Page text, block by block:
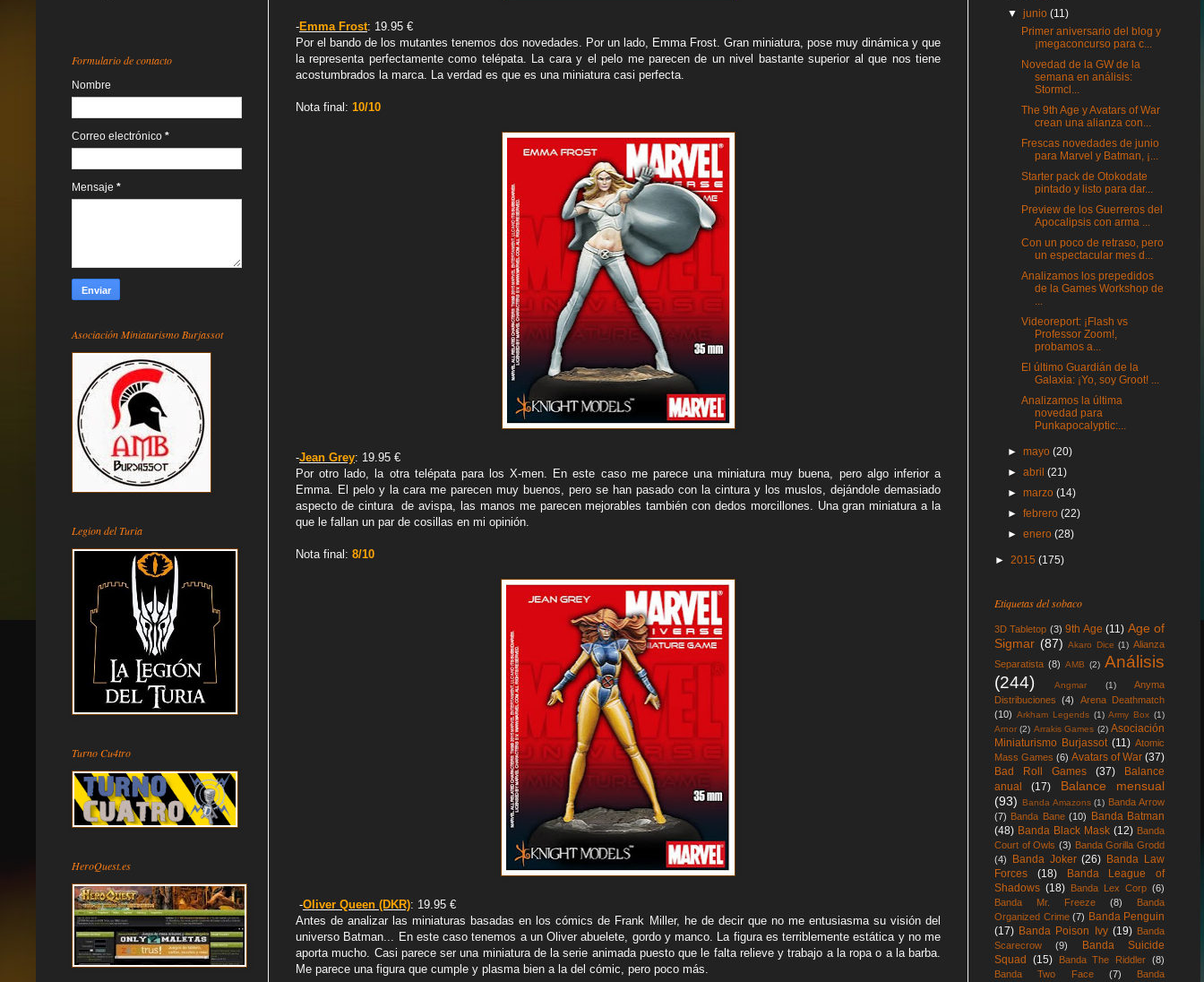
-Emma Frost: 19.95 €
Por el bando de los mutantes tenemos dos novedades. Por un lado, Emma Frost. Gran miniatura, pose muy dinámica y que
la representa perfectamente como telépata. La cara y el pelo me parecen de un nivel bastante superior al que nos tiene
acostumbrados la marca. La verdad es que es una miniatura casi perfecta.
Nota final: 10/10
-Jean Grey: 19.95 €
Por otro lado, la otra telépata para los X-men. En este caso me parece una miniatura muy buena, pero algo inferior a
Emma. El pelo y la cara me parecen muy buenos, pero se han pasado con la cintura y los muslos, dejándole demasiado
aspecto de cintura de avispa, las manos me parecen mejorables también con dedos morcillones. Una gran miniatura a la
que le fallan un par de cosillas en mi opinión.
Nota final: 8/10
-Oliver Queen (DKR): 19.95 €
Antes de analizar las miniaturas basadas en los cómics de Frank Miller, he de decir que no me entusiasma su visión del
universo Batman... En este caso tenemos a un Oliver abuelete, gordo y manco. La figura es terriblemente estática y no me
aporta mucho. Casi parece ser una miniatura de la serie animada puesto que le falta relieve y trabajo a la ropa o a la barba.
Me parece una figura que cumple y plasma bien a la del cómic, pero poco más.
Formulario de contacto
Nombre
Correo electrónico *
Mensaje *
Asociación Miniaturismo Burjassot
Legion del Turia
Turno Cu4tro
HeroQuest.es
▼junio(11)
Primer aniversario del blog y
¡megaconcurso para c...
Novedad de la GW de la
semana en análisis:
Stormcl...
The 9th Age y Avatars of War
crean una alianza con...
Frescas novedades de junio
para Marvel y Batman, ¡...
Starter pack de Otokodate
pintado y listo para dar...
Preview de los Guerreros del
Apocalipsis con arma ...
Con un poco de retraso, pero
un espectacular mes d...
Analizamos los prepedidos
de la Games Workshop de
...
Videoreport: ¡Flash vs
Professor Zoom!,
probamos a...
El último Guardián de la
Galaxia: ¡Yo, soy Groot! ...
Analizamos la última
novedad para
Punkapocalyptic:...
►mayo(20)
►abril(21)
►marzo(14)
►febrero(22)
►enero(28)
► 2015 (175)
Etiquetas del sobaco
3D Tabletop (3) 9th Age (11) Age of
Sigmar (87) Akaro Dice (1) Alianza
Separatista (8) AMB (2) Análisis
(244)
Angmar (1)
Anyma
Distribuciones
(4)
Arena Deathmatch
(10) Arkham Legends (1) Army Box (1)
Arnor (2) Arrakis Games (2) Asociación
Miniaturismo Burjassot (11) Atomic
Mass Games (6) Avatars of War (37)
Bad Roll Games
(37)
Balance
anual
(17)
Balance mensual
(93)
Banda Amazons (1) Banda Arrow
(7) Banda Bane (10)
Banda Batman
(48) Banda Black Mask (12) Banda
Court of Owls (3) Banda Gorilla Grodd
(4)
Banda Joker (26) Banda Law
Forces
(18)
Banda League of
Shadows (18) Banda Lex Corp (6)
Banda Mr. Freeze
(8)
Banda
Organized Crime (7) Banda Penguin
(17) Banda Poison Ivy (19) Banda
Scarecrow
(9)
Banda Suicide
Squad
(15) Banda The Riddler (8)
Banda Two Face
(7)
Banda